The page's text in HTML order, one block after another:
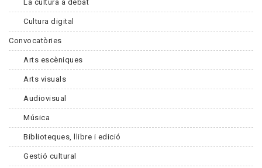
La cultura a debat
Cultura digital
Convocatòries
Arts escèniques
Arts visuals
Audiovisual
Música
Biblioteques, llibre i edició
Gestió cultural